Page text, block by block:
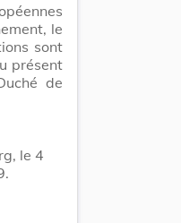
le
sont
présent
de
le 4